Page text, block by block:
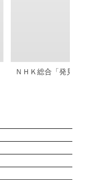
ＮＨＫ総合「発見ふ